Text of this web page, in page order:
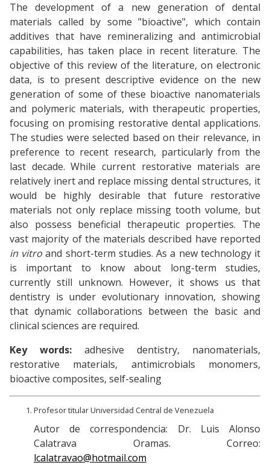
The development of a new generation of dental
materials called by some "bioactive", which contain
additives that have remineralizing and antimicrobial
capabilities, has taken place in recent literature. The
objective of this review of the literature, on electronic
data, is to present descriptive evidence on the new
generation of some of these bioactive nanomaterials
and polymeric materials, with therapeutic properties,
focusing on promising restorative dental applications.
The studies were selected based on their relevance, in
preference to recent research, particularly from the
last decade. While current restorative materials are
relatively inert and replace missing dental structures, it
would be highly desirable that future restorative
materials not only replace missing tooth volume, but
also possess beneficial therapeutic properties. The
vast majority of the materials described have reported
in vitro and short-term studies. As a new technology it
is important to know about long-term studies,
currently still unknown. However, it shows us that
dentistry is under evolutionary innovation, showing
that dynamic collaborations between the basic and
clinical sciences are required.
Key words: adhesive dentistry, nanomaterials,
restorative materials, antimicrobials monomers,
bioactive composites, self-sealing
Profesor titular Universidad Central de Venezuela
Autor de correspondencia: Dr. Luis Alonso
Calatrava Oramas. Correo:
lcalatravao@hotmail.com